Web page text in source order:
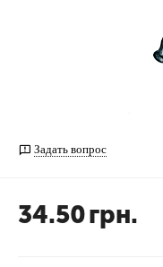
Задать вопрос
34.50грн.